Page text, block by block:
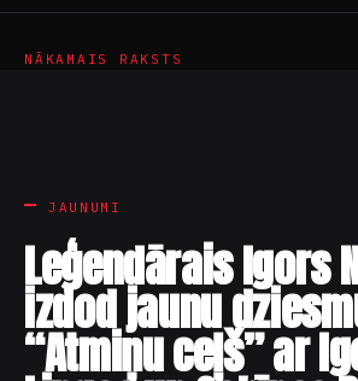
NĀKAMAIS RAKSTS
JAUNUMI
Leģendārais Igors
izdod jaunu
“Atmiņu ceļš” ar